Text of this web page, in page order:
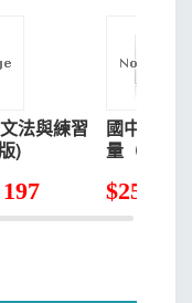
法與練習
)
國中會考
量（英語
$253 ~